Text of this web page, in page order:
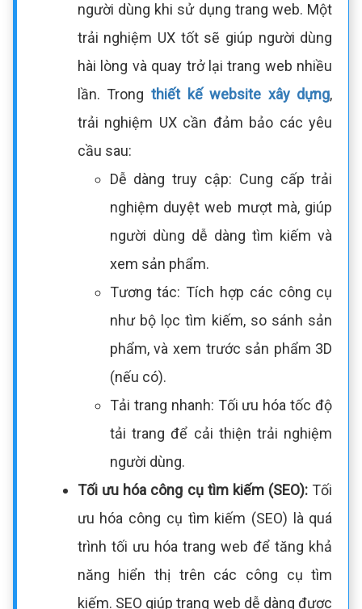
Năm phát triển Thiết kế web Dịch vụ Marketing
người dùng khi sử dụng trang web. Một
trải nghiệm UX tốt sẽ giúp người dùng
hài lòng và quay trở lại trang web nhiều
lần. Trong thiết kế website xây dựng,
trải nghiệm UX cần đảm bảo các yêu
cầu sau:
Dễ dàng truy cập: Cung cấp trải
nghiệm duyệt web mượt mà, giúp
người dùng dễ dàng tìm kiếm và
xem sản phẩm.
Tương tác: Tích hợp các công cụ
như bộ lọc tìm kiếm, so sánh sản
phẩm, và xem trước sản phẩm 3D
(nếu có).
Tải trang nhanh: Tối ưu hóa tốc độ
tải trang để cải thiện trải nghiệm
người dùng.
Tối ưu hóa công cụ tìm kiếm (SEO): Tối
ưu hóa công cụ tìm kiếm (SEO) là quá
trình tối ưu hóa trang web để tăng khả
năng hiển thị trên các công cụ tìm
kiếm. SEO giúp trang web dễ dàng được